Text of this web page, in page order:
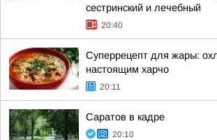
сестринский и лечебный
20:40
Суперрецепт для жары:
настоящим харчо
20:11
Саратов в кадре
20:10